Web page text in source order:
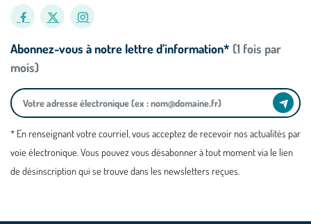
Abonnez-vous à notre lettre d’information* (1 fois par
mois)
* En renseignant votre courriel, vous acceptez de recevoir nos actualités par
voie électronique. Vous pouvez vous désabonner à tout moment via le lien
de désinscription qui se trouve dans les newsletters reçues.